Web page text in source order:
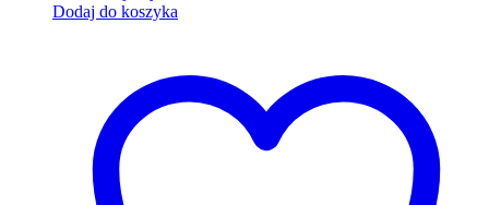
Dodaj do koszyka